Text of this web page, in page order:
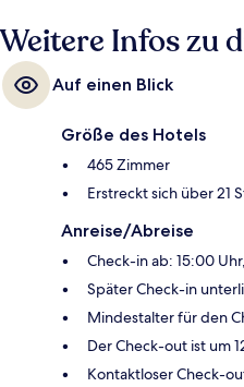
Weitere Infos zu
Auf einen Blick
Größe des Hotels
465 Zimmer
Erstreckt sich über 21
Anreise/Abreise
Check-in ab: 15:00
Später Check-in
Mindestalter für den
Der Check-out ist um
Kontaktloser Check-